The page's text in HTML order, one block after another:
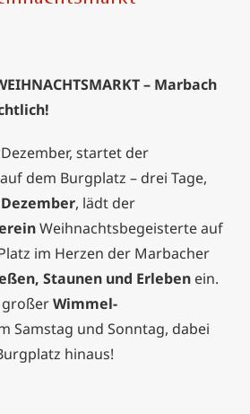
– Marbach
startet der
dem Burgplatz – drei Tage,
, lädt der
Weihnachtsbegeisterte auf
im Herzen der Marbacher
Staunen und Erleben ein.
großerWimmel-
Samstag und Sonntag, dabei
hinaus!